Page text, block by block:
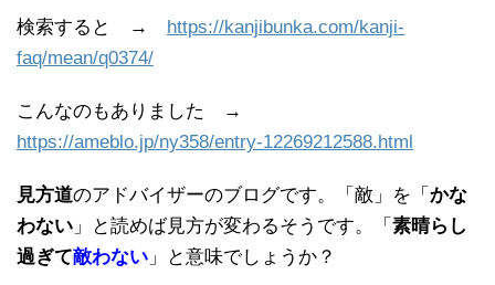
検索すると → https://kanjibunka.com/kanji-
faq/mean/q0374/
こんなのもありました →
https://ameblo.jp/ny358/entry-12269212588.html
見方道のアドバイザーのブログです。「敵」を「 かな
わない 」と読めば見方が変わるそうです。「 素晴らし
過ぎて敵わない 」と意味でしょうか？